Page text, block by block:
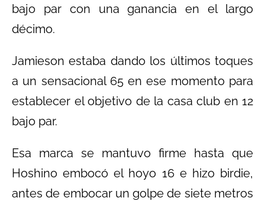
bajo par con una ganancia en el largo
décimo.
Jamieson estaba dando los últimos toques
a un sensacional 65 en ese momento para
establecer el objetivo de la casa club en 12
bajo par.
Esa marca se mantuvo firme hasta que
Hoshino embocó el hoyo 16 e hizo birdie,
antes de embocar un golpe de siete metros